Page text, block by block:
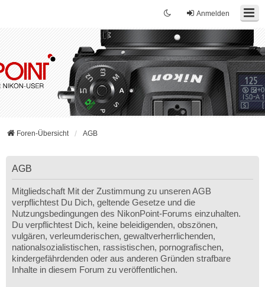
Anmelden
Foren-Übersicht AGB
AGB
Mitgliedschaft Mit der Zustimmung zu unseren AGB
verpflichtest Du Dich, geltende Gesetze und die
Nutzungsbedingungen des NikonPoint-Forums einzuhalten.
Du verpflichtest Dich, keine beleidigenden, obszönen,
vulgären, verleumderischen, gewaltverherrlichenden,
nationalsozialistischen, rassistischen, pornografischen,
kindergefährdenden oder aus anderen Gründen strafbare
Inhalte in diesem Forum zu veröffentlichen.